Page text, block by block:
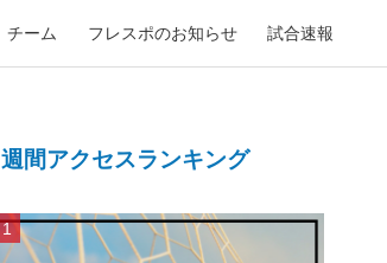
チーム フレスポのお知らせ 試合速報
週間アクセスランキング
1